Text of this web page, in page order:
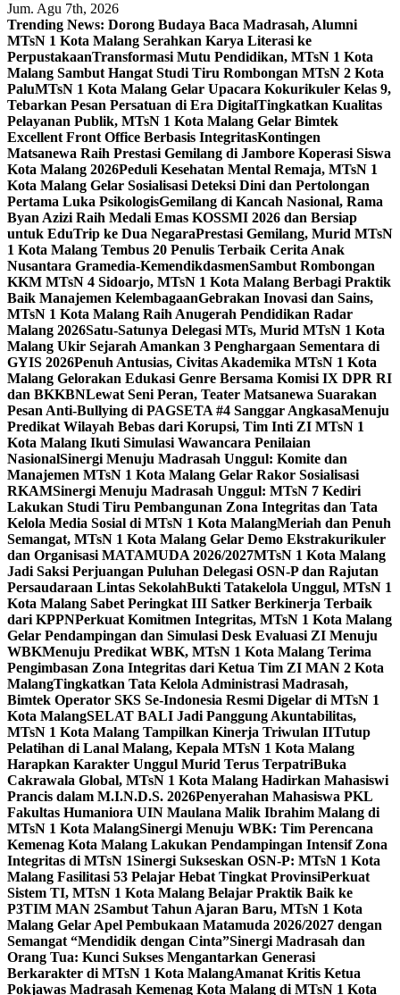
Jum. Agu 7th, 2026
Trending News: Dorong Budaya Baca Madrasah, Alumni
MTsN 1 Kota Malang Serahkan Karya Literasi ke
PerpustakaanTransformasi Mutu Pendidikan, MTsN 1 Kota
Malang Sambut Hangat Studi Tiru Rombongan MTsN 2 Kota
PaluMTsN 1 Kota Malang Gelar Upacara Kokurikuler Kelas 9,
Tebarkan Pesan Persatuan di Era DigitalTingkatkan Kualitas
Pelayanan Publik, MTsN 1 Kota Malang Gelar Bimtek
Excellent Front Office Berbasis IntegritasKontingen
Matsanewa Raih Prestasi Gemilang di Jambore Koperasi Siswa
Kota Malang 2026Peduli Kesehatan Mental Remaja, MTsN 1
Kota Malang Gelar Sosialisasi Deteksi Dini dan Pertolongan
Pertama Luka PsikologisGemilang di Kancah Nasional, Rama
Byan Azizi Raih Medali Emas KOSSMI 2026 dan Bersiap
untuk EduTrip ke Dua NegaraPrestasi Gemilang, Murid MTsN
1 Kota Malang Tembus 20 Penulis Terbaik Cerita Anak
Nusantara Gramedia-KemendikdasmenSambut Rombongan
KKM MTsN 4 Sidoarjo, MTsN 1 Kota Malang Berbagi Praktik
Baik Manajemen KelembagaanGebrakan Inovasi dan Sains,
MTsN 1 Kota Malang Raih Anugerah Pendidikan Radar
Malang 2026Satu-Satunya Delegasi MTs, Murid MTsN 1 Kota
Malang Ukir Sejarah Amankan 3 Penghargaan Sementara di
GYIS 2026Penuh Antusias, Civitas Akademika MTsN 1 Kota
Malang Gelorakan Edukasi Genre Bersama Komisi IX DPR RI
dan BKKBNLewat Seni Peran, Teater Matsanewa Suarakan
Pesan Anti-Bullying di PAGSETA #4 Sanggar AngkasaMenuju
Predikat Wilayah Bebas dari Korupsi, Tim Inti ZI MTsN 1
Kota Malang Ikuti Simulasi Wawancara Penilaian
NasionalSinergi Menuju Madrasah Unggul: Komite dan
Manajemen MTsN 1 Kota Malang Gelar Rakor Sosialisasi
RKAMSinergi Menuju Madrasah Unggul: MTsN 7 Kediri
Lakukan Studi Tiru Pembangunan Zona Integritas dan Tata
Kelola Media Sosial di MTsN 1 Kota MalangMeriah dan Penuh
Semangat, MTsN 1 Kota Malang Gelar Demo Ekstrakurikuler
dan Organisasi MATAMUDA 2026/2027MTsN 1 Kota Malang
Jadi Saksi Perjuangan Puluhan Delegasi OSN-P dan Rajutan
Persaudaraan Lintas SekolahBukti Tatakelola Unggul, MTsN 1
Kota Malang Sabet Peringkat III Satker Berkinerja Terbaik
dari KPPNPerkuat Komitmen Integritas, MTsN 1 Kota Malang
Gelar Pendampingan dan Simulasi Desk Evaluasi ZI Menuju
WBKMenuju Predikat WBK, MTsN 1 Kota Malang Terima
Pengimbasan Zona Integritas dari Ketua Tim ZI MAN 2 Kota
MalangTingkatkan Tata Kelola Administrasi Madrasah,
Bimtek Operator SKS Se-Indonesia Resmi Digelar di MTsN 1
Kota MalangSELAT BALI Jadi Panggung Akuntabilitas,
MTsN 1 Kota Malang Tampilkan Kinerja Triwulan IITutup
Pelatihan di Lanal Malang, Kepala MTsN 1 Kota Malang
Harapkan Karakter Unggul Murid Terus TerpatriBuka
Cakrawala Global, MTsN 1 Kota Malang Hadirkan Mahasiswi
Prancis dalam M.I.N.D.S. 2026Penyerahan Mahasiswa PKL
Fakultas Humaniora UIN Maulana Malik Ibrahim Malang di
MTsN 1 Kota MalangSinergi Menuju WBK: Tim Perencana
Kemenag Kota Malang Lakukan Pendampingan Intensif Zona
Integritas di MTsN 1Sinergi Sukseskan OSN-P: MTsN 1 Kota
Malang Fasilitasi 53 Pelajar Hebat Tingkat ProvinsiPerkuat
Sistem TI, MTsN 1 Kota Malang Belajar Praktik Baik ke
P3TIM MAN 2Sambut Tahun Ajaran Baru, MTsN 1 Kota
Malang Gelar Apel Pembukaan Matamuda 2026/2027 dengan
Semangat “Mendidik dengan Cinta”Sinergi Madrasah dan
Orang Tua: Kunci Sukses Mengantarkan Generasi
Berkarakter di MTsN 1 Kota MalangAmanat Kritis Ketua
Pokjawas Madrasah Kemenag Kota Malang di MTsN 1 Kota